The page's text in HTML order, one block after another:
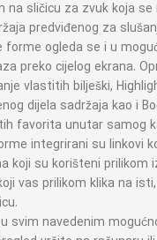
na sličicu za zvuk koja se
predviđenog za
forme ogleda se i u
preko cijelog ekrana.
vlastitih bilješki,
dijela sadržaja kao i
favorita unutar samog
integrirani su linkovi
koji su korišteni prilikom
vas prilikom klika na
svim navedenim